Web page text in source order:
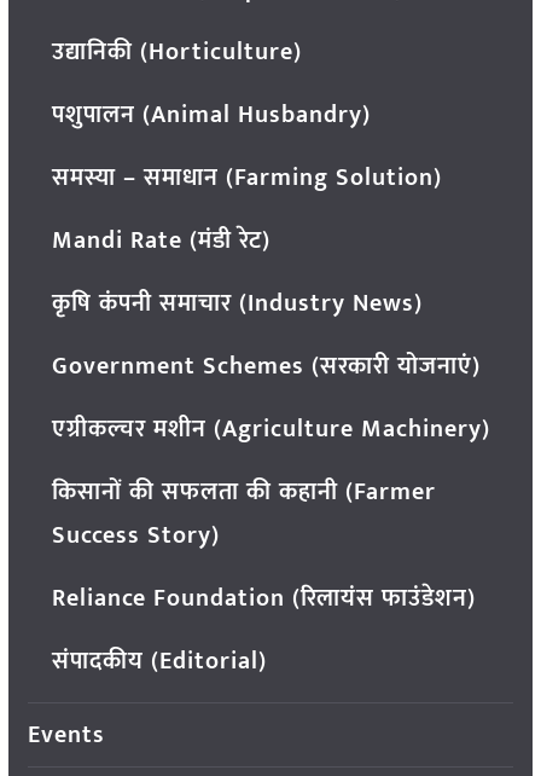
उद्यानिकी (Horticulture)
पशुपालन (Animal Husbandry)
समस्या – समाधान (Farming Solution)
Mandi Rate (मंडी रेट)
कृषि कंपनी समाचार (Industry News)
Government Schemes (सरकारी योजनाएं)
एग्रीकल्चर मशीन (Agriculture Machinery)
किसानों की सफलता की कहानी (Farmer
Success Story)
Reliance Foundation (रिलायंस फाउंडेशन)
संपादकीय (Editorial)
Events